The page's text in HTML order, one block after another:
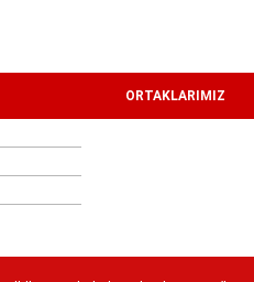
ORTAKLARIMIZ